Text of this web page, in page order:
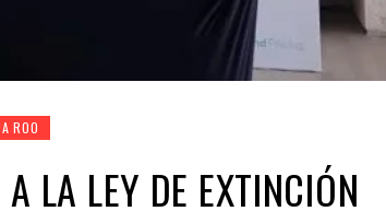
ROO
LA LEY DE EXTINCIÓN